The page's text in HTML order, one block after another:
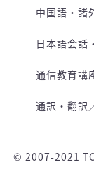
中国語・諸
日本語会話
通信教育講
通訳・翻訳
© 2007-2021